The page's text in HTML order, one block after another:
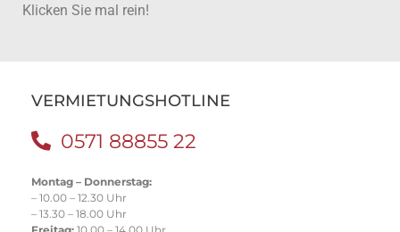
Klicken Sie mal rein!
VERMIETUNGSHOTLINE
0571 88855 22
Montag – Donnerstag:
– 10.00 – 12.30 Uhr
– 13.30 – 18.00 Uhr